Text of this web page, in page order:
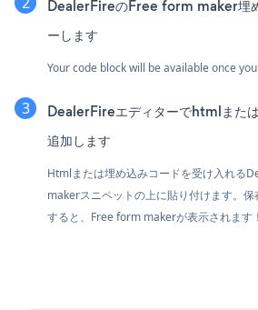
DealerFireのFree form maker埋
ーします
Your code block will be available once
DealerFireエディターでhtmlまた
追加します
Htmlまたは埋め込みコードを受け入れる
makerスニペットの上に貼り付けます。
すると、Free form makerが表示されます！